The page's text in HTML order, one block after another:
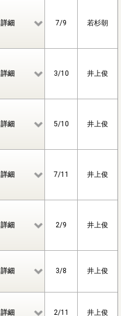
詳細 7/9 若杉朝
詳細 3/10 井上俊
詳細 5/10 井上俊
詳細 7/11 井上俊
詳細 2/9 井上俊
詳細 3/8 井上俊
詳細 2/11 井上俊